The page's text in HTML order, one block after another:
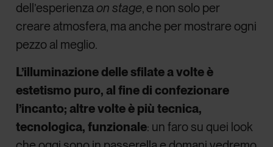
dell’esperienzaon stage, e non solo per
creare atmosfera, ma anche per mostrare ogni
pezzo al meglio.
L’illuminazione delle sfilate a volte è
estetismo puro, al fine di confezionare
l’incanto; altre volte è più tecnica,
tecnologica, funzionale: un faro su quei look